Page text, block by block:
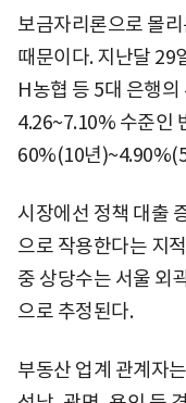
보금자리론으로 몰
때문이다. 지난달 29
H농협 등 5대 은행
4.26~7.10% 수준인
60%(10년
시장에선 정책 대출
으로 작용한다는 지
중 상당수는 서울 외
으로 추정된다.
부동산 업계 관계자